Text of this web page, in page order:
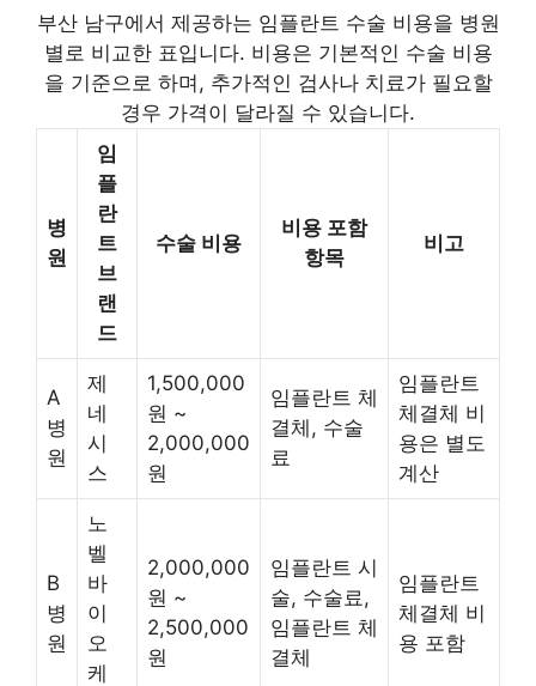
부산 남구에서 제공하는 임플란트 수술 비용을 병원
별로 비교한 표입니다. 비용은 기본적인 수술 비용
을 기준으로 하며, 추가적인 검사나 치료가 필요할
경우 가격이 달라질 수 있습니다.
병
원
임
플
란
트
브
랜
드
수술 비용
비용 포함
항목
비고
A
병
원
제
네
시
스
1,500,000
원 ~
2,000,000
원
임플란트 체
결체, 수술
료
임플란트
체결체 비
용은 별도
계산
B
병
원
노
벨
바
이
오
케
2,000,000
원 ~
2,500,000
원
임플란트 시
술, 수술료,
임플란트 체
결체
임플란트
체결체 비
용 포함